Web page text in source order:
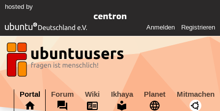
hosted by
Anmelden Registrieren
Portal Forum Wiki Ikhaya Planet Mitmachen